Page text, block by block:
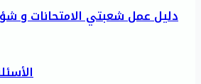
دليل عمل شعبتي الامتحانات و